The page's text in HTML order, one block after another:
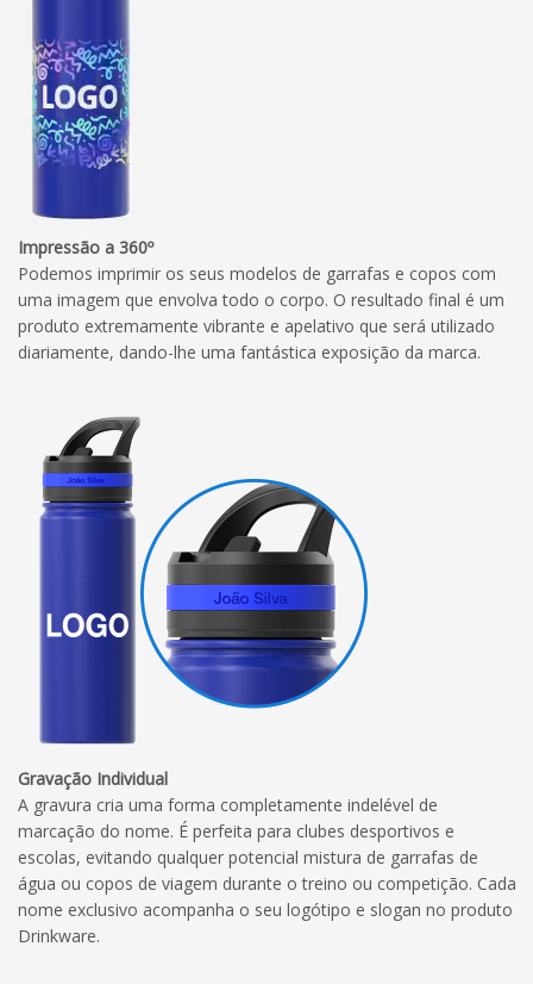
Impressão a 360º
Podemos imprimir os seus modelos de garrafas e copos com
uma imagem que envolva todo o corpo. O resultado final é um
produto extremamente vibrante e apelativo que será utilizado
diariamente, dando-lhe uma fantástica exposição da marca.
Gravação Individual
A gravura cria uma forma completamente indelével de
marcação do nome. É perfeita para clubes desportivos e
escolas, evitando qualquer potencial mistura de garrafas de
água ou copos de viagem durante o treino ou competição. Cada
nome exclusivo acompanha o seu logótipo e slogan no produto
Drinkware.